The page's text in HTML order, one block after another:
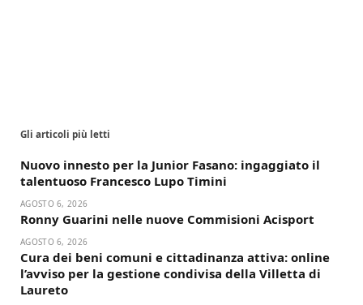
Gli articoli più letti
Nuovo innesto per la Junior Fasano: ingaggiato il
talentuoso Francesco Lupo Timini
AGOSTO 6, 2026
Ronny Guarini nelle nuove Commisioni Acisport
AGOSTO 6, 2026
Cura dei beni comuni e cittadinanza attiva: online
l’avviso per la gestione condivisa della Villetta di
Laureto